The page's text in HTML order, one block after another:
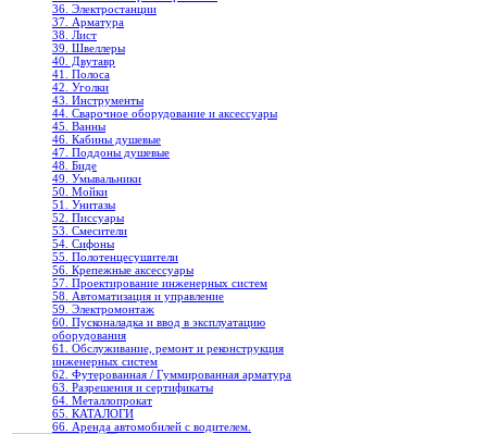
36. Электростанции
37. Арматура
38. Лист
39. Швеллеры
40. Двутавр
41. Полоса
42. Уголки
43. Инструменты
44. Сварочное оборудование и аксессуары
45. Ванны
46. Кабины душевые
47. Поддоны душевые
48. Биде
49. Умывальники
50. Мойки
51. Унитазы
52. Писсуары
53. Смесители
54. Сифоны
55. Полотенцесушители
56. Крепежные аксессуары
57. Проектирование инженерных систем
58. Автоматизация и управление
59. Электромонтаж
60. Пусконаладка и ввод в эксплуатацию
оборудования
61. Обслуживание, ремонт и реконструкция
инженерных систем
62. Футерованная / Гуммированная арматура
63. Разрешения и сертификаты
64. Металлопрокат
65. КАТАЛОГИ
66. Аренда автомобилей с водителем.